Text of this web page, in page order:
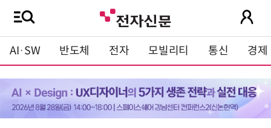
AI·SW 반도체 전자 모빌리티 통신 경제